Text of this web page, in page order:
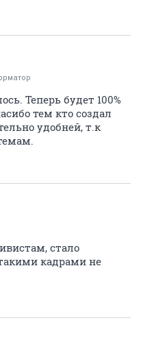
Теперь будет 100%
тем кто создал
удобней, т.к
стало
кадрами не